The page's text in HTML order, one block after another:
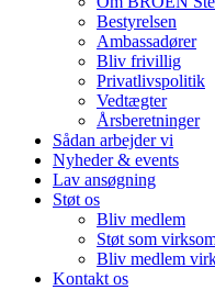
Bestyrelsen
Ambassadører
Bliv frivillig
Privatlivspolitik
Vedtægter
Årsberetninger
Sådan arbejder vi
Nyheder & events
Lav ansøgning
Støt os
Bliv medlem
Støt som
Bliv medlem
Kontakt os